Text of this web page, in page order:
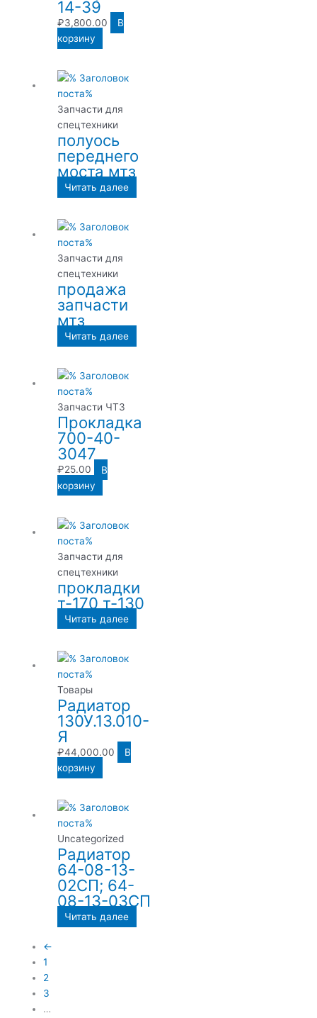
14-39
₽3,800.00
В
корзину
Запчасти для
спецтехники
полуось
переднего
моста мтз
Читать далее
Запчасти для
спецтехники
продажа
запчасти
мтз
Читать далее
Запчасти ЧТЗ
Прокладка
700-40-
3047
₽25.00
В
корзину
Запчасти для
спецтехники
прокладки
т-170 т-130
Читать далее
Товары
Радиатор
130У.13.010-
Я
₽44,000.00
В
корзину
Uncategorized
Радиатор
64-08-13-
02СП; 64-
08-13-03СП
Читать далее
←
1
2
3
…